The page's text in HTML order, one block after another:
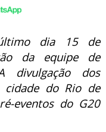
dia 15 de
da equipe de
divulgação dos
cidade do Rio de
eventos do G20